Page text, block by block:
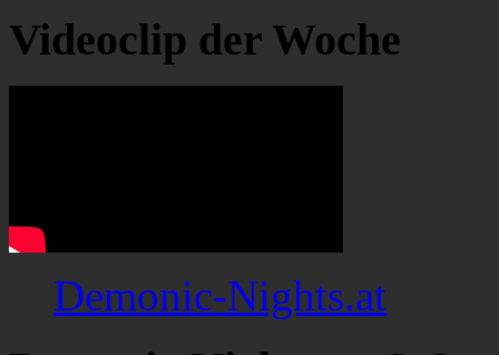
Videoclip der Woche
Demonic-Nights.at